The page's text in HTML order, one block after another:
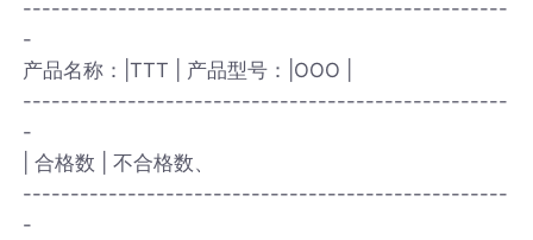
---------------------------------------------------
-
产品名称：|TTT | 产品型号：|OOO |
---------------------------------------------------
-
| 合格数 | 不合格数、
---------------------------------------------------
-